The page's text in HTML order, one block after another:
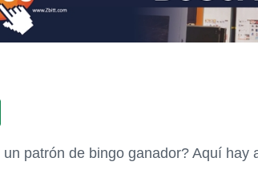
patrón de bingo ganador? Aquí hay